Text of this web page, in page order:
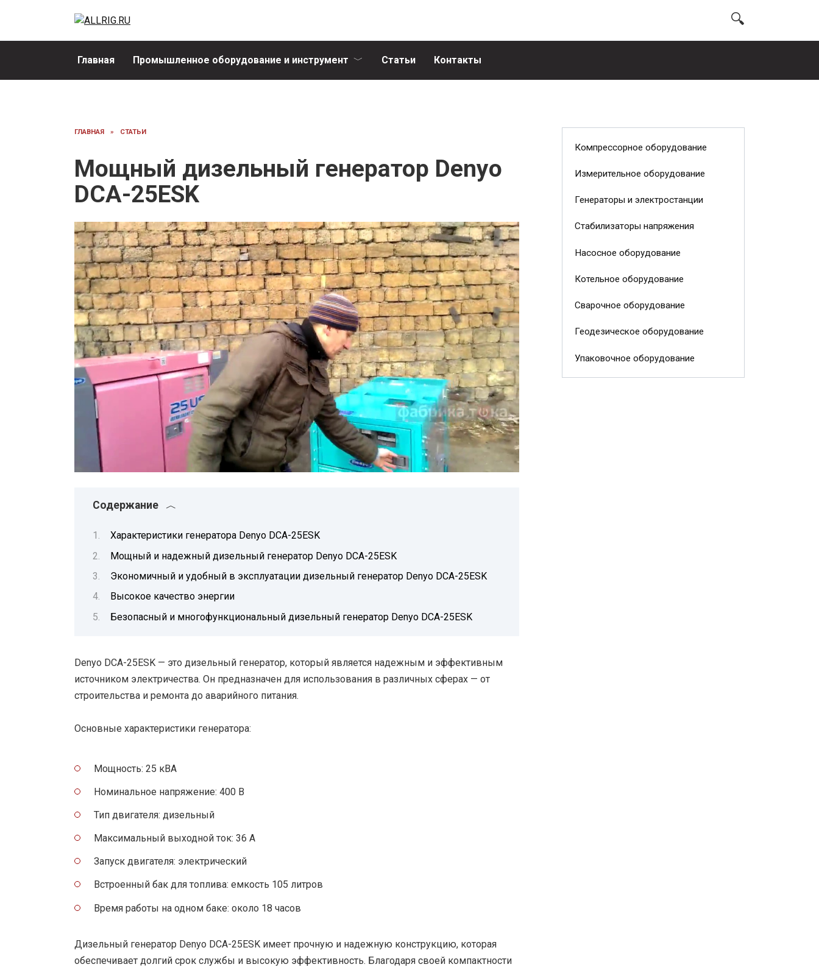
Главная Промышленное оборудование и инструмент Статьи Контакты
ГЛАВНАЯ » СТАТЬИ
Мощный дизельный генератор Denyo
DCA-25ESK
Содержание
Характеристики генератора Denyo DCA-25ESK
Мощный и надежный дизельный генератор Denyo DCA-25ESK
Экономичный и удобный в эксплуатации дизельный генератор Denyo DCA-25ESK
Высокое качество энергии
Безопасный и многофункциональный дизельный генератор Denyo DCA-25ESK
Denyo DCA-25ESK — это дизельный генератор, который является надежным и эффективным
источником электричества. Он предназначен для использования в различных сферах — от
строительства и ремонта до аварийного питания.
Основные характеристики генератора:
Мощность: 25 кВА
Номинальное напряжение: 400 В
Тип двигателя: дизельный
Максимальный выходной ток: 36 А
Запуск двигателя: электрический
Встроенный бак для топлива: емкость 105 литров
Время работы на одном баке: около 18 часов
Дизельный генератор Denyo DCA-25ESK имеет прочную и надежную конструкцию, которая
обеспечивает долгий срок службы и высокую эффективность. Благодаря своей компактности
Компрессорное оборудование
Измерительное оборудование
Генераторы и электростанции
Стабилизаторы напряжения
Насосное оборудование
Котельное оборудование
Сварочное оборудование
Геодезическое оборудование
Упаковочное оборудование